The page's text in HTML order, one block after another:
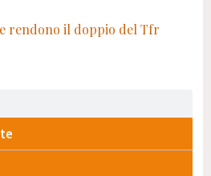
rendono il doppio del Tfr